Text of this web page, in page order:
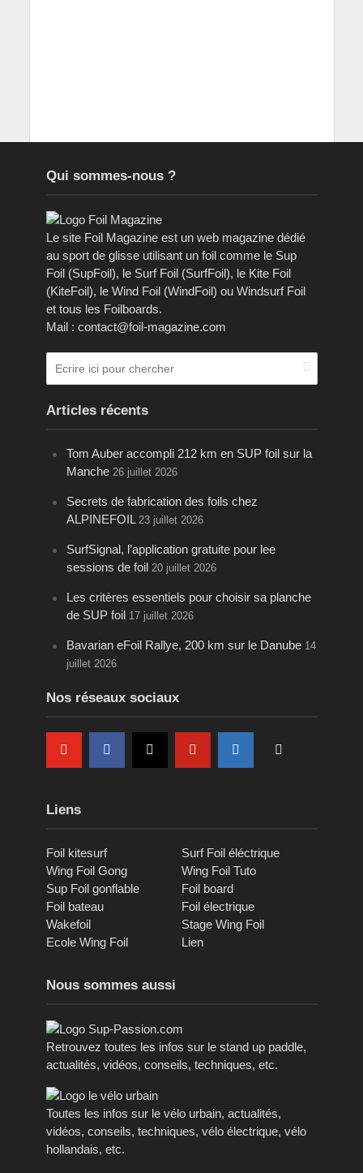
Qui sommes-nous ?
Le site Foil Magazine est un web magazine dédié
au sport de glisse utilisant un foil comme le Sup
Foil (SupFoil), le Surf Foil (SurfFoil), le Kite Foil
(KiteFoil), le Wind Foil (WindFoil) ou Windsurf Foil
et tous les Foilboards.
Mail : contact@foil-magazine.com
Articles récents
Tom Auber accompli 212 km en SUP foil sur la
Manche 26 juillet 2026
Secrets de fabrication des foils chez
ALPINEFOIL 23 juillet 2026
SurfSignal, l’application gratuite pour lee
sessions de foil 20 juillet 2026
Les critères essentiels pour choisir sa planche
de SUP foil 17 juillet 2026
Bavarian eFoil Rallye, 200 km sur le Danube 14
juillet 2026
Nos réseaux sociaux
Liens
Foil kitesurf
Surf Foil éléctrique
Wing Foil Gong
Wing Foil Tuto
Sup Foil gonflable
Foil board
Foil bateau
Foil électrique
Wakefoil
Stage Wing Foil
Ecole Wing Foil
Lien
Nous sommes aussi
Retrouvez toutes les infos sur le stand up paddle,
actualités, vidéos, conseils, techniques, etc.
Toutes les infos sur le vélo urbain, actualités,
vidéos, conseils, techniques, vélo électrique, vélo
hollandais, etc.